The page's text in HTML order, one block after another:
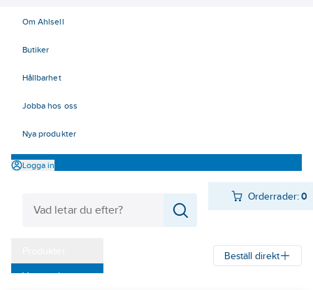
Om Ahlsell
Butiker
Hållbarhet
Jobba hos oss
Nya produkter
Logga in
Orderrader:0
Varumärken
Beställ direkt